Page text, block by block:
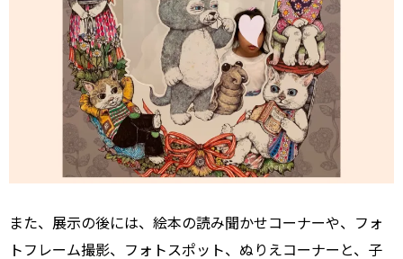
また、展示の後には、絵本の読み聞かせコーナーや、フォ
トフレーム撮影、フォトスポット、ぬりえコーナーと、子